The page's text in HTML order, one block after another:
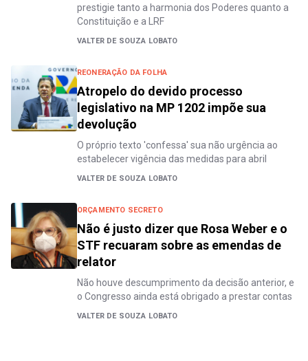
prestigie tanto a harmonia dos Poderes quanto a
Constituição e a LRF
VALTER DE SOUZA LOBATO
REONERAÇÃO DA FOLHA
Atropelo do devido processo
legislativo na MP 1202 impõe sua
devolução
O próprio texto 'confessa' sua não urgência ao
estabelecer vigência das medidas para abril
VALTER DE SOUZA LOBATO
ORÇAMENTO SECRETO
Não é justo dizer que Rosa Weber e o
STF recuaram sobre as emendas de
relator
Não houve descumprimento da decisão anterior, e
o Congresso ainda está obrigado a prestar contas
VALTER DE SOUZA LOBATO